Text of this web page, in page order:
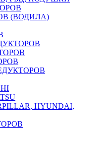
(ВОДИЛА)
HYUNDAI,